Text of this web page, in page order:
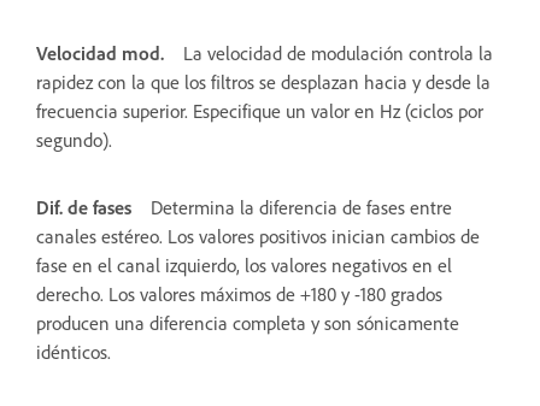
Velocidad mod.
La velocidad de modulación controla la
rapidez con la que los filtros se desplazan hacia y desde la
frecuencia superior. Especifique un valor en Hz (ciclos por
segundo).
Dif. de fases
Determina la diferencia de fases entre
canales estéreo. Los valores positivos inician cambios de
fase en el canal izquierdo, los valores negativos en el
derecho. Los valores máximos de +180 y -180 grados
producen una diferencia completa y son sónicamente
idénticos.